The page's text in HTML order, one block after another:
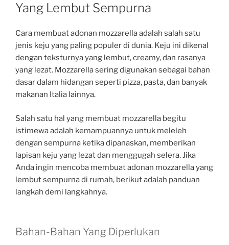
Yang Lembut Sempurna
Cara membuat adonan mozzarella adalah salah satu
jenis keju yang paling populer di dunia. Keju ini dikenal
dengan teksturnya yang lembut, creamy, dan rasanya
yang lezat. Mozzarella sering digunakan sebagai bahan
dasar dalam hidangan seperti pizza, pasta, dan banyak
makanan Italia lainnya.
Salah satu hal yang membuat mozzarella begitu
istimewa adalah kemampuannya untuk meleleh
dengan sempurna ketika dipanaskan, memberikan
lapisan keju yang lezat dan menggugah selera. Jika
Anda ingin mencoba membuat adonan mozzarella yang
lembut sempurna di rumah, berikut adalah panduan
langkah demi langkahnya.
Bahan-Bahan Yang Diperlukan